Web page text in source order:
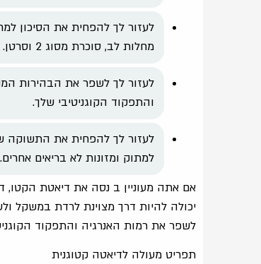
לעזור לך להפחית את הסיכון
מחלות לב, סוכרת מסוג 2 וסרטן.
לעזור לך לשפר את הבהירות
והתפקוד הקוגניטיבי שלך.
לעזור לך להפחית את התשוקה
למתוק ומזונות לא בריאים אחרים.
אם אתה מעוניין ב נסה את דיאטת הקטו,
יכולה להיות דרך מצוינת לרדת במשקל
לשפר את רמות האנרגיה והתפקוד
תפריט מעולה לדיאטה קטוגנית